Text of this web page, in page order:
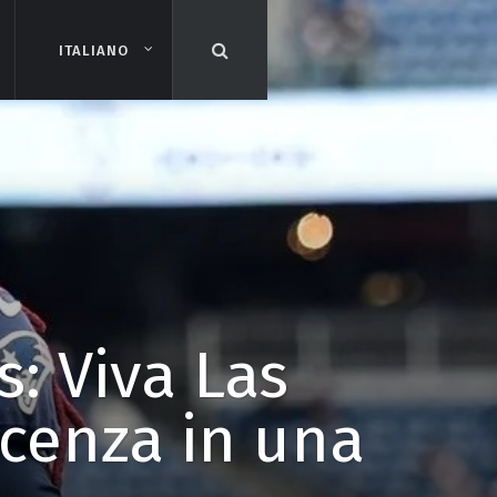
ITALIANO
ITALIANO
Viva Las
in una